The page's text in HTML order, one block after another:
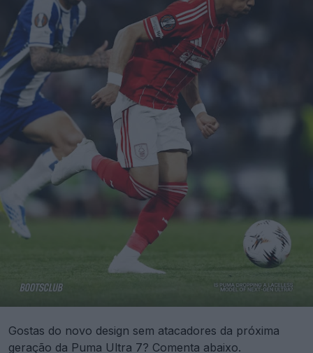
Gostas do novo design sem atacadores da próxima
geração da Puma Ultra 7? Comenta abaixo.